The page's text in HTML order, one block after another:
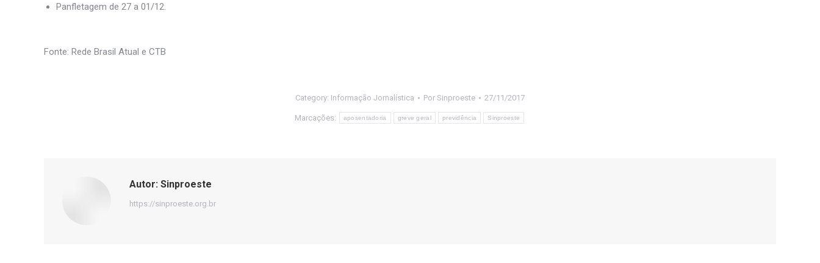
Panfletagem de 27 a 01/12.
Fonte: Rede Brasil Atual e CTB
Category: Informação Jornalística Por Sinproeste 27/11/2017
Marcações: aposentadoria greve geral previdência Sinproeste
Autor: Sinproeste
https://sinproeste.org.br